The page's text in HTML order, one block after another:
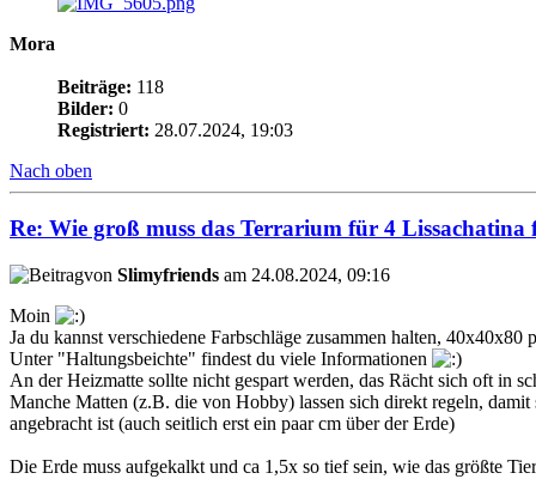
Mora
Beiträge: 118
Bilder: 0
Registriert: 28.07.2024, 19:03
Nach oben
Re: Wie groß muss das Terrarium für 4 Lissachatina
von Slimyfriends am 24.08.2024, 09:16
Moin
Ja du kannst verschiedene Farbschläge zusammen halten, 40x40x80
Unter "Haltungsbeichte" findest du viele Informationen
An der Heizmatte sollte nicht gespart werden, das Rächt sich oft in
Manche Matten (z.B. die von Hobby) lassen sich direkt regeln,
angebracht ist (auch seitlich erst ein paar cm über der Erde)
Die Erde muss aufgekalkt und ca 1,5x so tief sein, wie das größte